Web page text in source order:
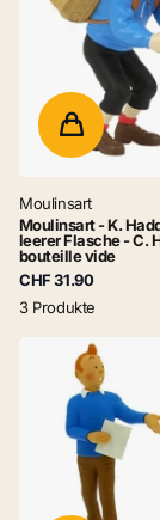
Moulinsart
Moulinsart - K.
leerer Flasche - C.
bouteille vide
CHF 31.90
3 Produkte